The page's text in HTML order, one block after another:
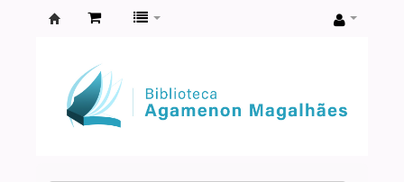
Agamenon
Magalhães